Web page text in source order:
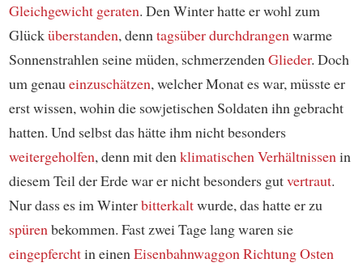
Gleichgewicht geraten. Den Winter hatte er wohl zum
Glücküberstanden, denntagsüberdurchdrangenwarme
Sonnenstrahlen seine müden, schmerzendenGlieder. Doch
um genaueinzuschätzen, welcher Monat es war, müsste er
erst wissen, wohin die sowjetischen Soldaten ihn gebracht
hatten. Und selbst das hätte ihm nicht besonders
weitergeholfen, denn mit denklimatischen Verhältnissenin
diesem Teil der Erde war er nicht besonders gutvertraut.
Nur dass es im Winterbitterkaltwurde, das hatte er zu
spürenbekommen. Fast zwei Tage lang waren sie
eingepferchtin einenEisenbahnwaggonRichtung Osten